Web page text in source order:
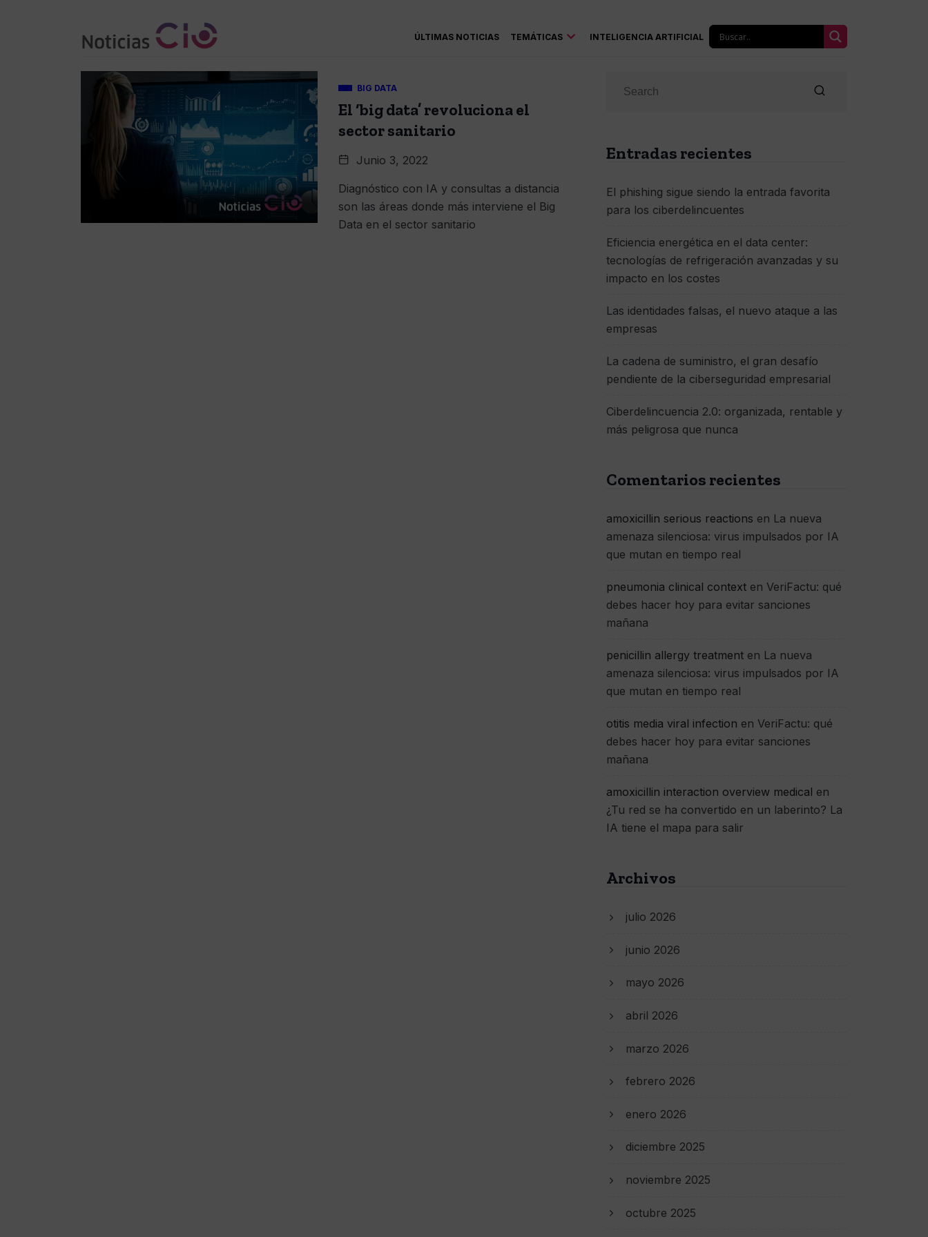
ÚLTIMAS NOTICIAS TEMÁTICAS INTELIGENCIA ARTIFICIAL
BIG DATA
El ‘big data’ revoluciona el
sector sanitario
Junio 3, 2022
Diagnóstico con IA y consultas a distancia
son las áreas donde más interviene el Big
Data en el sector sanitario
Entradas recientes
El phishing sigue siendo la entrada favorita
para los ciberdelincuentes
Eficiencia energética en el data center:
tecnologías de refrigeración avanzadas y su
impacto en los costes
Las identidades falsas, el nuevo ataque a las
empresas
La cadena de suministro, el gran desafío
pendiente de la ciberseguridad empresarial
Ciberdelincuencia 2.0: organizada, rentable y
más peligrosa que nunca
Comentarios recientes
amoxicillin serious reactions en La nueva
amenaza silenciosa: virus impulsados por IA
que mutan en tiempo real
pneumonia clinical context en VeriFactu: qué
debes hacer hoy para evitar sanciones
mañana
penicillin allergy treatment en La nueva
amenaza silenciosa: virus impulsados por IA
que mutan en tiempo real
otitis media viral infection en VeriFactu: qué
debes hacer hoy para evitar sanciones
mañana
amoxicillin interaction overview medical en
¿Tu red se ha convertido en un laberinto? La
IA tiene el mapa para salir
Archivos
julio 2026
junio 2026
mayo 2026
abril 2026
marzo 2026
febrero 2026
enero 2026
diciembre 2025
noviembre 2025
octubre 2025